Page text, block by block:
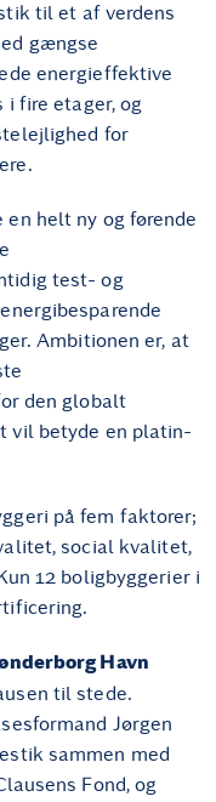
til et af verdens
gængse
energieffektive
i fire etager, og
for
helt ny og førende
test- og
Ambitionen er, at
den globalt
vil betyde en platin-
på fem faktorer;
social kvalitet,
12 boligbyggerier i
Havn
til stede.
Jørgen
sammen med
Fond, og